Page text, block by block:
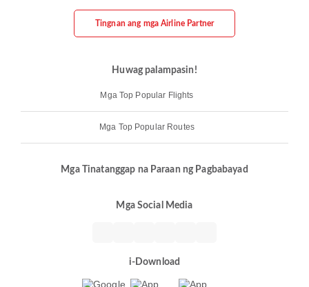
Tingnan ang mga Airline Partner
Huwag palampasin!
Mga Top Popular Flights
Mga Top Popular Routes
Mga Tinatanggap na Paraan ng Pagbabayad
Mga Social Media
i-Download